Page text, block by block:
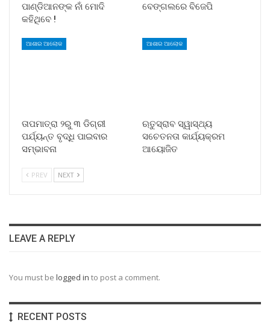
ପାଣ୍ଡିଆନଙ୍କ ନାଁ ମୋଦି
କହିଥିବେ !
ବେଙ୍ଗଲରେ ବିଜେପି
ଆଶାର ଆଲୋକ
ତାପମାତ୍ରା ୨ରୁ ୩ ଡିଗ୍ରୀ
ପର୍ଯ୍ୟନ୍ତ ବୃଦ୍ଧି ପାଇବାର
ସମ୍ଭାବନା
ଆଶାର ଆଲୋକ
ଋତୁସ୍ରାବ ସ୍ୱାସ୍ଥ୍ୟ
ସଚେତନତା କାର୍ଯ୍ୟକ୍ରମ
ଆୟୋଜିତ
PREV NEXT
LEAVE A REPLY
You must be logged in to post a comment.
RECENT POSTS